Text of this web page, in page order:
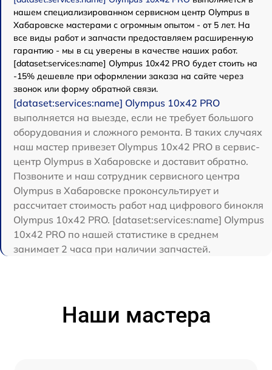
нашем специализированном сервисном центр Olympus в
Хабаровске мастерами с огромным опытом - от 5 лет. На
все виды работ и запчасти предоставляем расширенную
гарантию - мы в сц уверены в качестве наших работ.
[dataset:services:name] Olympus 10x42 PRO будет стоить на
-15% дешевле при оформлении заказа на сайте через
звонок или форму обратной связи.
[dataset:services:name] Olympus 10x42 PRO
выполняется на выезде, если не требует большого
оборудования и сложного ремонта. В таких случаях
наш мастер привезет Olympus 10x42 PRO в сервис-
центр Olympus в Хабаровске и доставит обратно.
Позвоните и наш сотрудник сервисного центра
Olympus в Хабаровске проконсультирует и
рассчитает стоимость работ над цифрового бинокля
Olympus 10x42 PRO. [dataset:services:name] Olympus
10x42 PRO по нашей статистике в среднем
занимает 2 часа при наличии запчастей.
Наши мастера